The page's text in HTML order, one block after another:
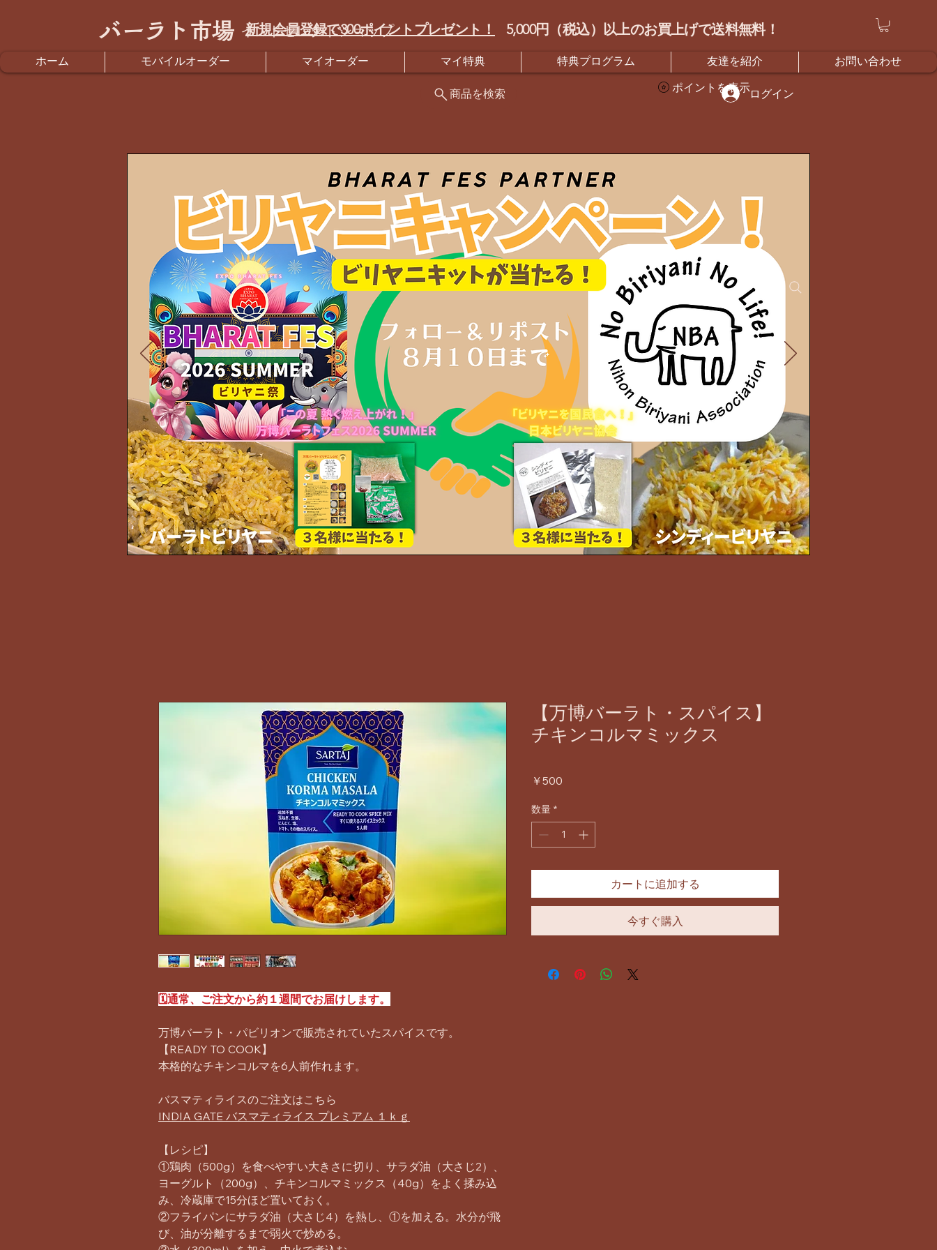
バーラト市場 インドセレクトショップ
新規会員登録で300ポイントプレゼント！ 5,000円（税込）以上のお買上げで送料無料！
商品を検索 ログイン
ポイントを表示
ホーム モバイルオーダー マイオーダー マイ特典 特典プログラム 友達を紹介 お問い合わせ
🗓️通常、ご注文から約１週間でお届けします。
万博バーラト・パビリオンで販売されていたスパイスです。
【READY TO COOK】
本格的なチキンコルマを6人前作れます。
バスマティライスのご注文はこちら
INDIA GATE バスマティライス プレミアム １ｋｇ
【レシピ】
①鶏肉（500g）を食べやすい大きさに切り、サラダ油（大さじ2）、
ヨーグルト（200g）、チキンコルマミックス（40g）をよく揉み込
み、冷蔵庫で15分ほど置いておく。
②フライパンにサラダ油（大さじ4）を熱し、①を加える。水分が飛
び、油が分離するまで弱火で炒める。
【万博バーラト・スパイス】
チキンコルマミックス
￥500
数量 *
カートに追加する
今すぐ購入